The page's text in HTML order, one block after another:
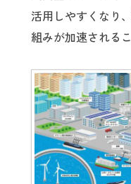
活用しやすくなり
組みが加速される